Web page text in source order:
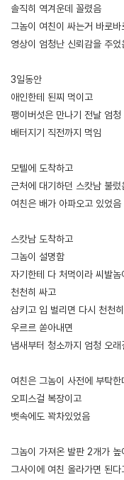
솔직히 역겨운데 꼴렸음
그놈이 여친이 싸는거 바로바
영상이 엄청난 신뢰감을 주었
3일동안
애인한테 된찌 먹이고
팽이버섯은 만나기 전날 엄청
배터지기 직전까지 먹임
모텔에 도착하고
근처에 대기하던 스캇남 불렀
여친은 배가 아파오고 있었음
스캇남 도착하고
그놈이 설명함
자기한테 다 처먹이라 씨발
천천히 싸고
삼키고 입 벌리면 다시 천천
우르르 쏟아내면
냄새부터 청소까지 엄청 오
여친은 그놈이 사전에 부탁한
오피스걸 복장이고
뱃속에도 꽉차있었음
그놈이 가져온 발판 2개가
그사이에 여친 올라가면 된다